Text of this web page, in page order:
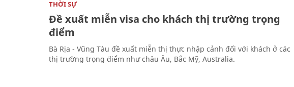
THỜI SỰ
Đề xuất miễn visa cho khách thị trường trọng
điểm
Bà Rịa - Vũng Tàu đề xuất miễn thị thực nhập cảnh đối với khách ở các
thị trường trọng điểm như châu Âu, Bắc Mỹ, Australia.